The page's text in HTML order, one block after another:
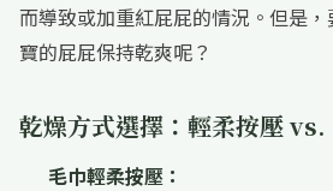
而導致或加重紅屁屁的情況。但是
寶的屁屁保持乾爽呢？
乾燥方式選擇：輕柔按壓 vs.
毛巾輕柔按壓：